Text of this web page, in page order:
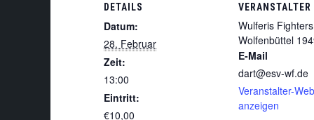
DETAILS
Datum:
28. Februar
Zeit:
13:00
Eintritt:
€10,00
VERANSTALTER
Wulferis
Wolfenbüttel
E-Mail
dart@esv-wf.de
Veranstalter-
anzeigen